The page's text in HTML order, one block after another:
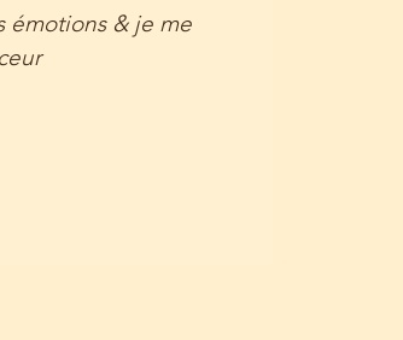
émotions & je me